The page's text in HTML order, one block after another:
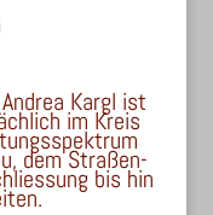
Kargl ist
im Kreis
dem Straßen-
bis hin